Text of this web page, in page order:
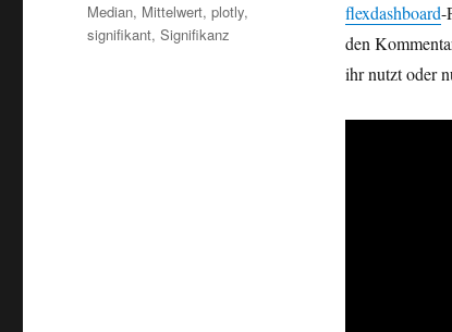
flexdashboard-
den
ihr nutzt oder
Median, Mittelwert,plotly,
signifikant,Signifikanz